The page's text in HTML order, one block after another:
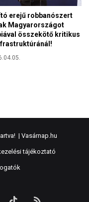
| Vasárnap.hu
tájékoztató